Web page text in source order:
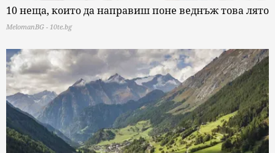
10 неща, които да направиш поне веднъж това лято
MelomanBG - 10te.bg